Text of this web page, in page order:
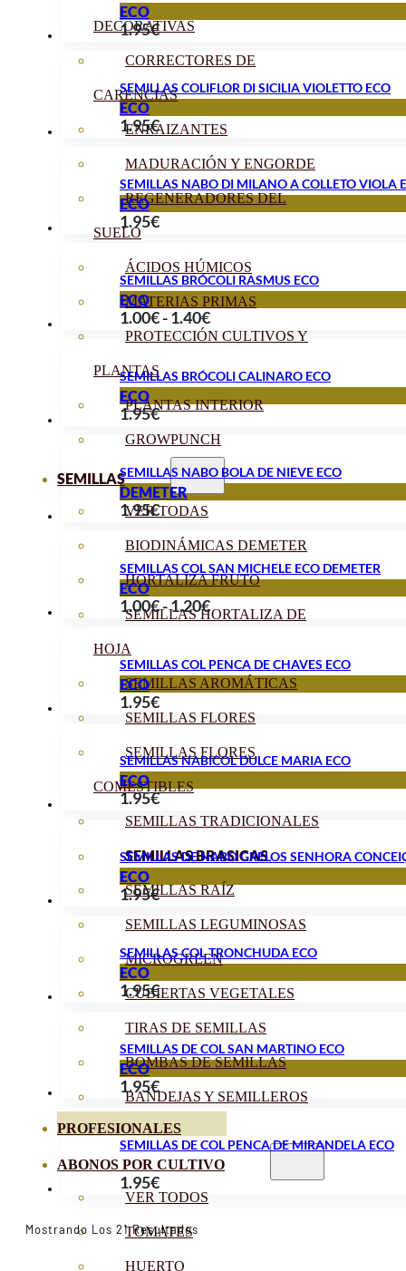
DECORATIVAS
CORRECTORES DE
CARENCIAS
ENRAIZANTES
MADURACIÓN Y ENGORDE
REGENERADORES DEL
SUELO
ÁCIDOS HÚMICOS
MATERIAS PRIMAS
PROTECCIÓN CULTIVOS Y
PLANTAS
PLANTAS INTERIOR
GROWPUNCH
SEMILLAS
VER TODAS
BIODINÁMICAS DEMETER
HORTALIZA FRUTO
SEMILLAS HORTALIZA DE
HOJA
SEMILLAS AROMÁTICAS
SEMILLAS FLORES
SEMILLAS FLORES
COMESTIBLES
SEMILLAS TRADICIONALES
SEMILLAS BRASICAS
SEMILLAS RAÍZ
SEMILLAS LEGUMINOSAS
MICROGREEN
CUBIERTAS VEGETALES
TIRAS DE SEMILLAS
BOMBAS DE SEMILLAS
BANDEJAS Y SEMILLEROS
PROFESIONALES
ABONOS POR CULTIVO
VER TODOS
TOMATES
HUERTO
1.95€
ECO
SEMILLAS COLIFLOR DI SICILIA VIOLETTO ECO
1.95€
ECO
SEMILLAS NABO DI MILANO A COLLETO VIOLA
1.95€
ECO
SEMILLAS BRÓCOLI RASMUS ECO
1.00€-1.40€Rango
de
desde
1.00€
hasta
1.40€
ECO
SEMILLAS BRÓCOLI CALINARO ECO
1.95€
ECO
SEMILLAS NABO BOLA DE NIEVE ECO
1.95€
DEMETER
SEMILLAS COL SAN MICHELE ECO DEMETER
1.00€-1.20€Rango
desde
hasta
1.20€
ECO
SEMILLAS COL PENCA DE CHAVES ECO
1.95€
ECO
SEMILLAS NABICOL DULCE MARIA ECO
1.95€
ECO
SEMILLAS DE NABO GRELOS SENHORA
1.95€
ECO
SEMILLAS COL TRONCHUDA ECO
1.95€
ECO
SEMILLAS DE COL SAN MARTINO ECO
1.95€
ECO
SEMILLAS DE COL PENCA DE MIRANDELA ECO
1.95€
Mostrando Los 21 Resultados